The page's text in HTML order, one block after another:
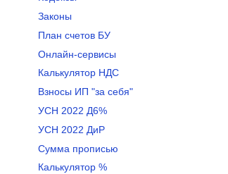
Законы
План счетов БУ
Онлайн-сервисы
Калькулятор НДС
Взносы ИП "за себя"
УСН 2022 Д6%
УСН 2022 ДиР
Сумма прописью
Калькулятор %